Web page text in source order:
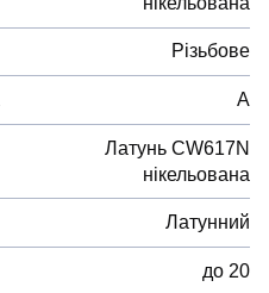
Різьбове
А
Латунь CW617N
нікельована
Латунний
до 20